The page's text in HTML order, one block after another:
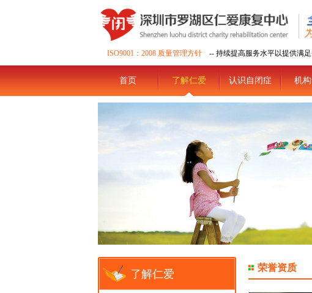
ISO9001：2008 质量管理方针 -- 持续提高服务水平以提供满
首页 了解仁爱 认识自闭症 机
了解仁爱
荣誉资质